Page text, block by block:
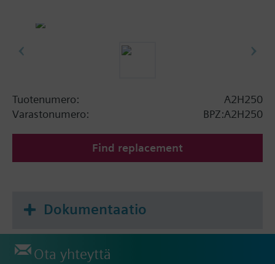
Tuotenumero:
A2H250
Varastonumero:
BPZ:A2H250
Find replacement
Dokumentaatio
Ota yhteyttä